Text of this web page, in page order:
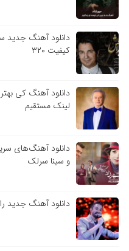
دانلود آهنگ جدید
کیفیت ۳۲۰
دانلود آهنگ کی
لینک مستقیم
دانلود آهنگ‌های
و سینا سرلک
دانلود آهنگ جدید